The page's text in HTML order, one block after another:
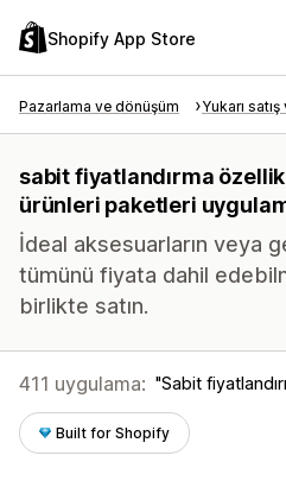
Shopify App Store
Pazarlama ve dönüşüm Yukarı
sabit fiyatlandırma
ürünleri paketleri
İdeal aksesuarların veya
tümünü fiyata dahil
birlikte satın.
411 uygulama: Sabit
Built for Shopify